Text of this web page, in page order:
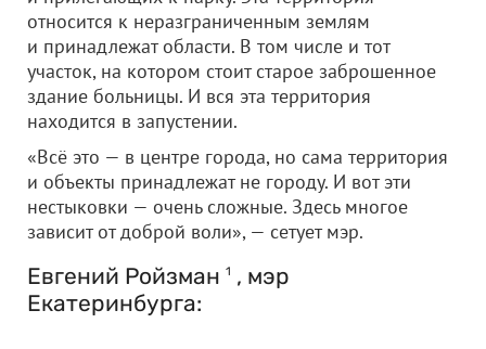
относится к неразграниченным землям
и принадлежат области. В том числе и тот
участок, на котором стоит старое заброшенное
здание больницы. И вся эта территория
находится в запустении.
«Всё это — в центре города, но сама территория
и объекты принадлежат не городу. И вот эти
нестыковки — очень сложные. Здесь многое
зависит от доброй воли», — сетует мэр.
Евгений Ройзман 1 , мэр
Екатеринбурга: